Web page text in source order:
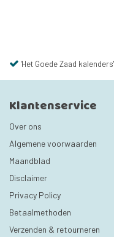
'Het Goede Zaad
Klantenservice
Over ons
Algemene voorwaarden
Maandblad
Disclaimer
Privacy Policy
Betaalmethoden
Verzenden & retourneren